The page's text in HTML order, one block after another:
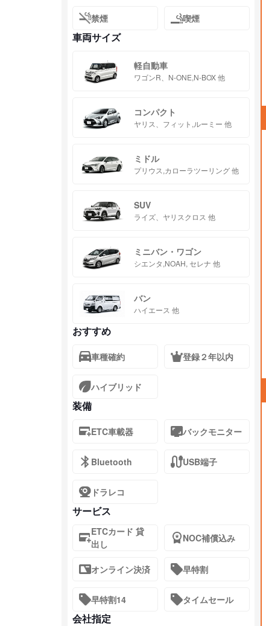
禁煙 喫煙
車両サイズ
軽自動車
ワゴンR、N-ONE,N-BOX 他
コンパクト
ヤリス、フィット,ルーミー 他
ミドル
プリウス,カローラツーリング 他
SUV
ライズ、ヤリスクロス 他
ミニバン・ワゴン
シエンタ,NOAH, セレナ 他
バン
ハイエース 他
おすすめ
車種確約 登録２年以内
ハイブリッド
装備
ETC車載器 バックモニター
Bluetooth USB端子
ドラレコ
サービス
ETCカード 貸
出し
NOC補償込み
オンライン決済 早特割
早特割14 タイムセール
会社指定